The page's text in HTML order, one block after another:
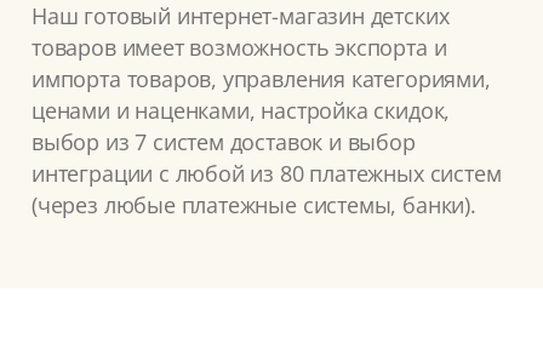
Наш готовый интернет-магазин детских
товаров имеет возможность экспорта и
импорта товаров, управления категориями,
ценами и наценками, настройка скидок,
выбор из 7 систем доставок и выбор
интеграции с любой из 80 платежных систем
(через любые платежные системы, банки).